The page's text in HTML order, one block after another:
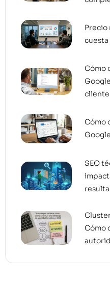
Cómo
Cómo
SEO
Cómo